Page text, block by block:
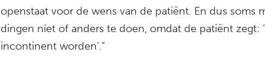
openstaat voor de wens van de patiënt. En dus soms
dingen níet of anders te doen, omdat de patiënt zegt:
incontinent worden’.”